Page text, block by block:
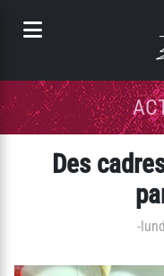
Des
-
Panneau de gestion